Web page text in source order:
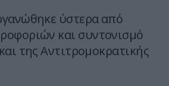
ύστερα από
και συντονισμό
της Αντιτρομοκρατικής